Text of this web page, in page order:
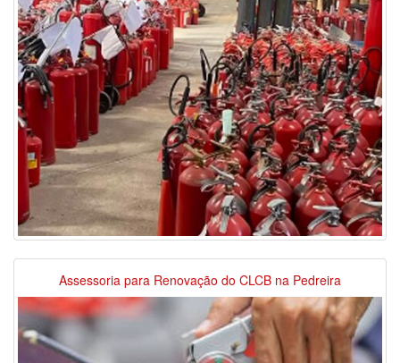
Assessoria para Renovação do CLCB na Pedreira